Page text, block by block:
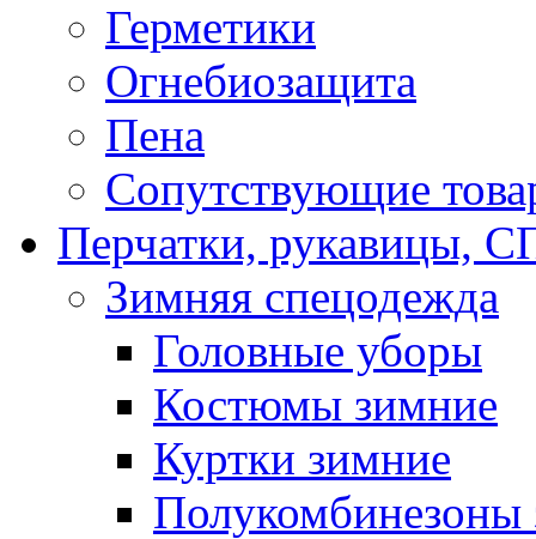
Герметики
Огнебиозащита
Пена
Сопутствующие
Перчатки,
Зимняя спецодежда
Головные уборы
Костюмы зимние
Куртки зимние
Полукомбинезоны